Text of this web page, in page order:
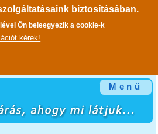
biztosításában.
Ön beleegyezik a cookie-k
kérek!
Menü